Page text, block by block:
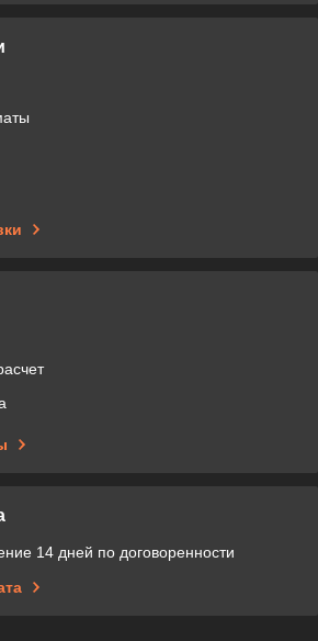
14 дней по договоренности